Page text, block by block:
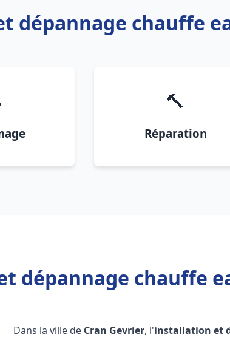
dépannage chauffe
🔨
Réparation
dépannage chauffe
Dans la ville de Cran Gevrier, l'installation et